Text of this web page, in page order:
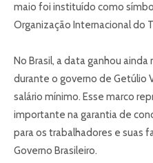
maio foi instituído como
Organização Internacional do
No Brasil, a data ganhou
durante o governo de Getúlio
salário mínimo. Esse marco
importante na garantia de
para os trabalhadores e suas
Governo Brasileiro.